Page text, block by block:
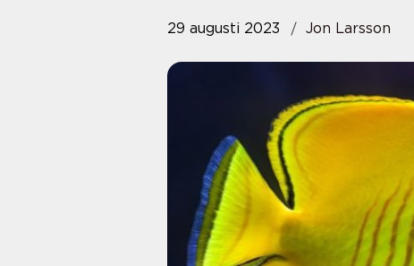
29 augusti 2023 Jon Larsson